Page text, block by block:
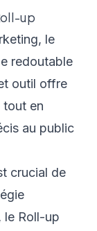
up
le
redoutable
outil offre
tout en
au public
crucial de
Roll-up